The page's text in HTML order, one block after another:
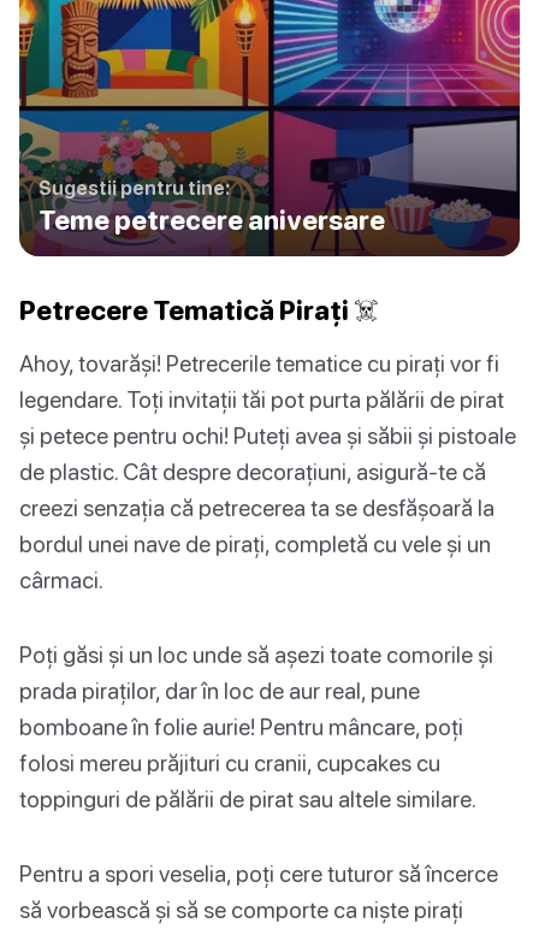
Sugestii pentru tine:
Teme petrecere aniversare
Petrecere Tematică Pirați ☠️
Ahoy, tovarăși! Petrecerile tematice cu pirați vor fi
legendare. Toți invitații tăi pot purta pălării de pirat
și petece pentru ochi! Puteți avea și săbii și pistoale
de plastic. Cât despre decorațiuni, asigură-te că
creezi senzația că petrecerea ta se desfășoară la
bordul unei nave de pirați, completă cu vele și un
cârmaci.
Poți găsi și un loc unde să așezi toate comorile și
prada piraților, dar în loc de aur real, pune
bomboane în folie aurie! Pentru mâncare, poți
folosi mereu prăjituri cu cranii, cupcakes cu
toppinguri de pălării de pirat sau altele similare.
Pentru a spori veselia, poți cere tuturor să încerce
să vorbească și să se comporte ca niște pirați